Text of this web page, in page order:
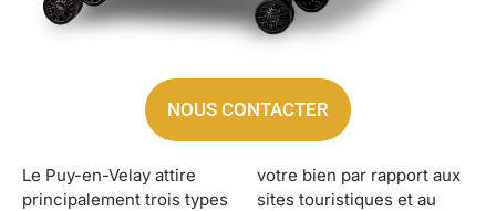
NOUS CONTACTER
Le Puy-en-Velay attire
principalement trois types
votre bien par rapport aux
sites touristiques et au